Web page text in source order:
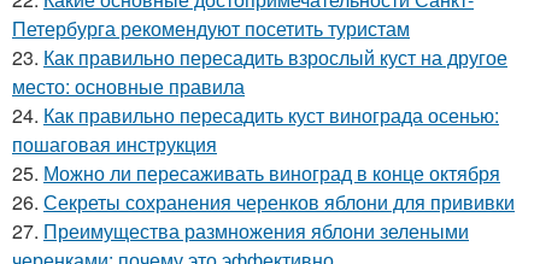
Петербурга рекомендуют посетить туристам
23. Как правильно пересадить взрослый куст на другое
место: основные правила
24. Как правильно пересадить куст винограда осенью:
пошаговая инструкция
25. Можно ли пересаживать виноград в конце октября
26. Секреты сохранения черенков яблони для прививки
27. Преимущества размножения яблони зелеными